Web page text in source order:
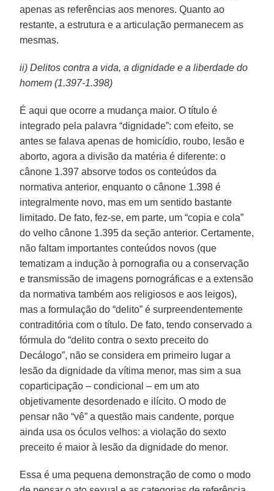
apenas as referências aos menores. Quanto ao
restante, a estrutura e a articulação permanecem as
mesmas.
ii) Delitos contra a vida, a dignidade e a liberdade do
homem (1.397-1.398)
É aqui que ocorre a mudança maior. O título é
integrado pela palavra “dignidade”: com efeito, se
antes se falava apenas de homicídio, roubo, lesão e
aborto, agora a divisão da matéria é diferente: o
cânone 1.397 absorve todos os conteúdos da
normativa anterior, enquanto o cânone 1.398 é
integralmente novo, mas em um sentido bastante
limitado. De fato, fez-se, em parte, um “copia e cola”
do velho cânone 1.395 da seção anterior. Certamente,
não faltam importantes conteúdos novos (que
tematizam a indução à pornografia ou a conservação
e transmissão de imagens pornográficas e a extensão
da normativa também aos religiosos e aos leigos),
mas a formulação do “delito” é surpreendentemente
contraditória com o título. De fato, tendo conservado a
fórmula do “delito contra o sexto preceito do
Decálogo”, não se considera em primeiro lugar a
lesão da dignidade da vítima menor, mas sim a sua
coparticipação – condicional – em um ato
objetivamente desordenado e ilícito. O modo de
pensar não “vê” a questão mais candente, porque
ainda usa os óculos velhos: a violação do sexto
preceito é maior à lesão da dignidade do menor.
Essa é uma pequena demonstração de como o modo